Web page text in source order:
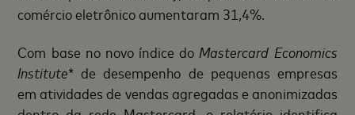
comércio eletrônico aumentaram 31,4%.
Com base no novo índice do Mastercard Economics
Institute* de desempenho de pequenas empresas
em atividades de vendas agregadas e anonimizadas